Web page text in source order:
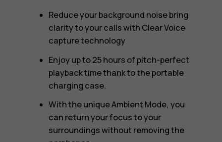
Reduce your background noise bring
clarity to your calls with Clear Voice
capture technology
Enjoy up to 25 hours of pitch-perfect
playback time thank to the portable
charging case.
With the unique Ambient Mode, you
can return your focus to your
surroundings without removing the